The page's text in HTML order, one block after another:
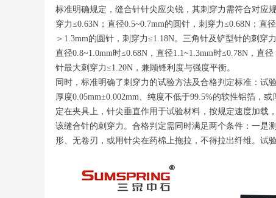
标准明确规定，缝合针针尖应尖锐，其刺穿力需符合对应
穿力≤0.63N；直径0.5~0.7mm的圆针，刺穿力≤0.68N；直
＞1.3mm的圆针，刺穿力≤1.18N。三角针及铲型针的刺穿
直径0.8~1.0mm时≤0.68N，直径1.1~1.3mm时≤0.78N，直
针最大刺穿力≤1.20N，兼顾锋利度与强度平衡。
同时，标准明确了刺穿力的试验方法及合格判定标准：试
厚度0.05mm±0.002mm、纯度不低于99.5%的软性铝箔，
定在夹具上，针尖垂直作用于试验材料，按规定速度加载
该缝合针的刺穿力。合格判定需同时满足两个条件：一是
形、无卷刃，或用针尖在药棉上拖拉，不得拉出纤维。